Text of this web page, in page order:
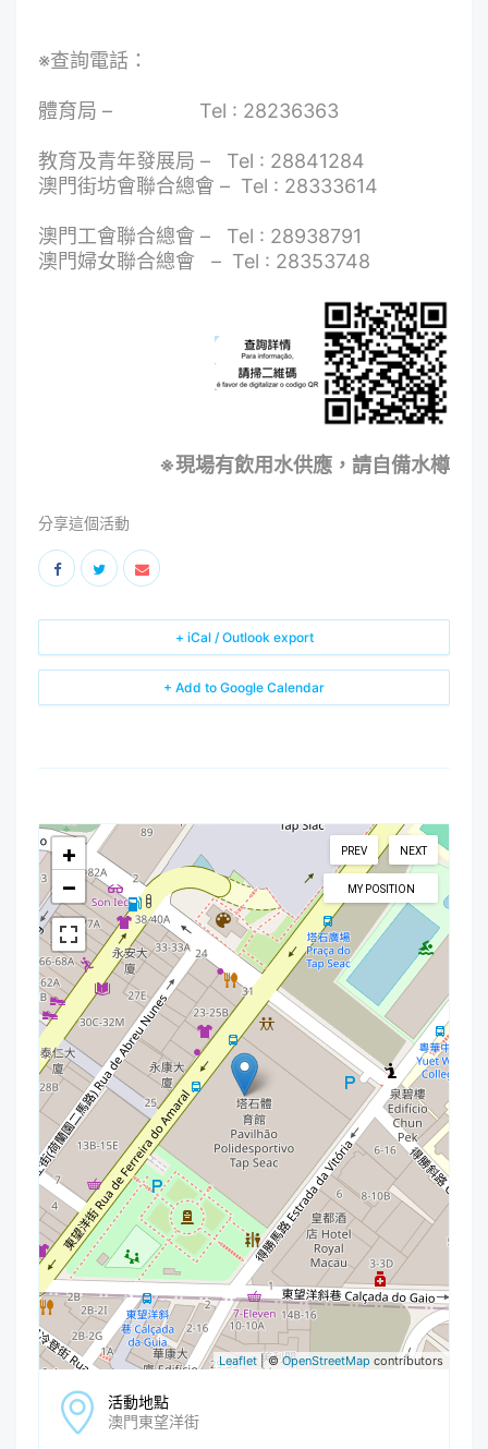
※查詢電話：
體育局 – Tel : 28236363
教育及青年發展局 – Tel : 28841284
澳門街坊會聯合總會 – Tel : 28333614
澳門工會聯合總會 – Tel : 28938791
澳門婦女聯合總會 – Tel : 28353748
※現場有飲用水供應，請自備水樽
分享這個活動
+ Add to Google Calendar
+ iCal / Outlook export
NEXT
PREV
MY POSITION
+
−
Leaflet | ©OpenStreetMap contributors
活動地點
澳門東望洋街